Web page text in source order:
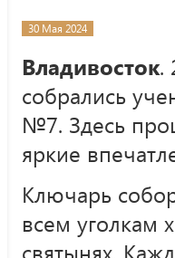
30 Мая 2024
Владивосток.
собрались
№7. Здесь
яркие
Ключарь
всем уголкам
святынях.